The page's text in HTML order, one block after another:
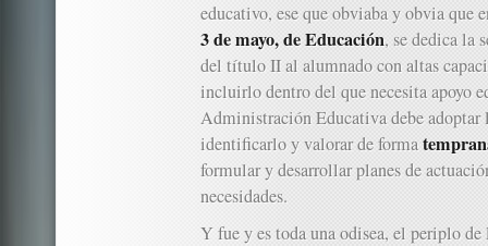
educativo, ese que obviaba y obvia que
3 de mayo, de Educación, se dedica la
del título II al alumnado con altas
incluirlo dentro del que necesita apoyo
Administración Educativa debe adoptar
identificarlo y valorar de forma
formular y desarrollar planes de
necesidades.
Y fue y es toda una odisea, el periplo